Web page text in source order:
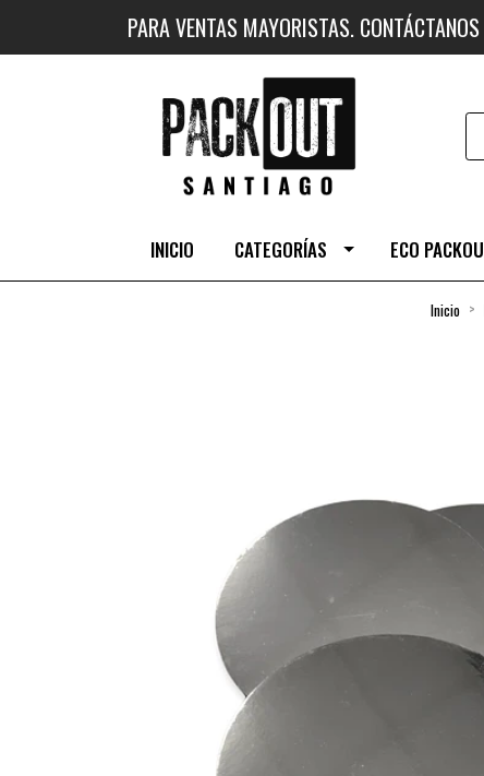
PARA VENTAS MAYORISTAS.
INICIO CATEGORÍAS ECO
Inicio